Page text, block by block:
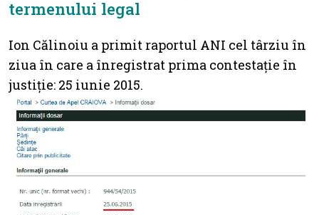
termenului legal
Ion Călinoiu a primit raportul ANI cel târziu în
ziua în care a înregistrat prima contestație în
justiție: 25 iunie 2015.